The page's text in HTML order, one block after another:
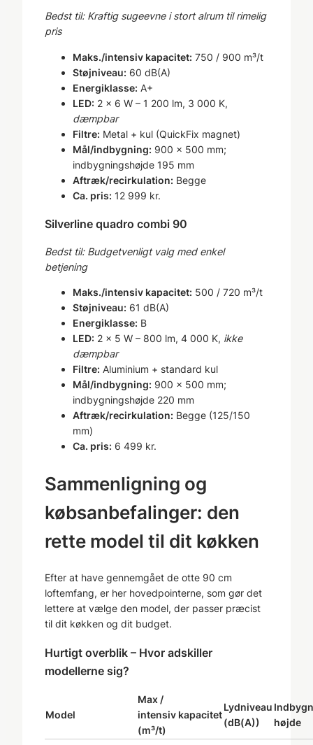
Bedst til: Kraftig sugeevne i stort alrum til rimelig
pris
Maks./intensiv kapacitet: 750 / 900 m³/t
Støjniveau: 60 dB(A)
Energiklasse: A+
LED: 2 × 6 W – 1 200 lm, 3 000 K,
dæmpbar
Filtre: Metal + kul (QuickFix magnet)
Mål/indbygning: 900 × 500 mm;
indbygningshøjde 195 mm
Aftræk/recirkulation: Begge
Ca. pris: 12 999 kr.
Silverline quadro combi 90
Bedst til: Budgetvenligt valg med enkel
betjening
Maks./intensiv kapacitet: 500 / 720 m³/t
Støjniveau: 61 dB(A)
Energiklasse: B
LED: 2 × 5 W – 800 lm, 4 000 K, ikke
dæmpbar
Filtre: Aluminium + standard kul
Mål/indbygning: 900 × 500 mm;
indbygningshøjde 220 mm
Aftræk/recirkulation: Begge (125/150
mm)
Ca. pris: 6 499 kr.
Sammenligning og
købsanbefalinger: den
rette model til dit køkken
Efter at have gennemgået de otte 90 cm
loftemfang, er her hovedpointerne, som gør det
lettere at vælge den model, der passer præcist
til dit køkken og dit budget.
Hurtigt overblik – Hvor adskiller
modellerne sig?
Model
Max /
intensiv kapacitet
(m³/t)
Lydniveau
(dB(A))
højde